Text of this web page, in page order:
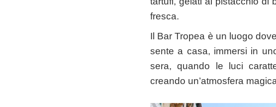
fresca.
Il Bar Tropea è un luogo
sente a casa, immersi in
sera, quando le luci
creando un’atmosfera